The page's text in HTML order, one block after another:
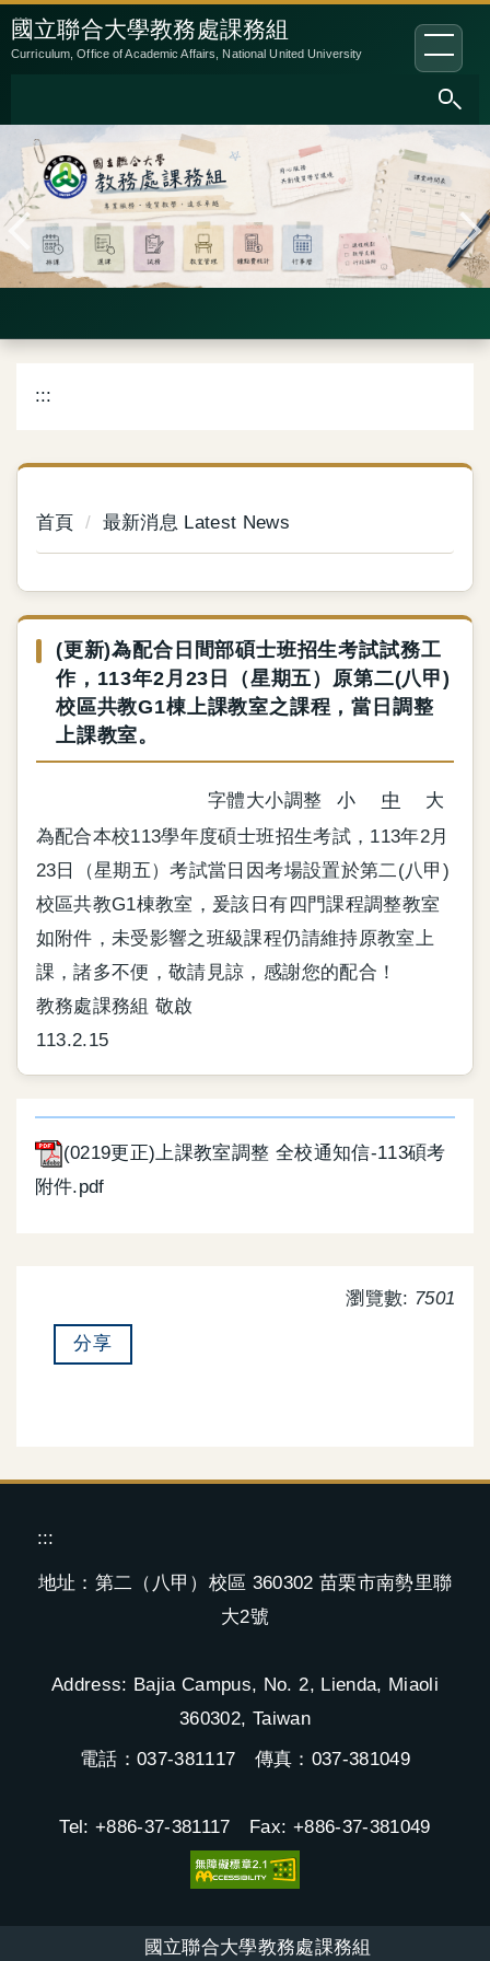
跳
到
內
容
區
:::
國立聯合大學教務處課務組
Curriculum, Office of Academic Affairs, National United University
:::
首頁 最新消息 Latest News
(更新)為配合日間部碩士班招生考試試務工
作，113年2月23日（星期五）原第二(八甲)
校區共教G1棟上課教室之課程，當日調整
上課教室。
字體大小調整 小 中
大
為配合本校113學年度碩士班招生考試，113年2月
23日（星期五）考試當日因考場設置於第二(八甲)
校區共教G1棟教室，爰該日有四門課程調整教室
如附件，未受影響之班級課程仍請維持原教室上
課，諸多不便，敬請見諒，感謝您的配合！
教務處課務組 敬啟
113.2.15
(0219更正)上課教室調整 全校通知信-113碩考
附件.pdf
瀏覽數: 7501
分享
:::
地址：第二（八甲）校區 360302 苗栗市南勢里聯
大2號
Address: Bajia Campus, No. 2, Lienda, Miaoli
360302, Taiwan
電話：037-381117 傳真：037-381049
Tel: +886-37-381117 Fax: +886-37-381049
國立聯合大學教務處課務組